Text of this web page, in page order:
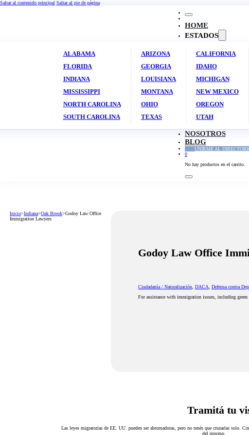
Saltar al contenido principal Saltar al pie de página
HOME
ESTADOS
ALABAMA ARIZONA CALIFORNIA
FLORIDA
GEORGIA IDAHO
INDIANA
LOUISIANA MICHIGAN
MISSISSIPPI
MONTANA NEW MEXICO
NORTH CAROLINA
OHIO OREGON
SOUTH CAROLINA
TEXAS UTAH
NOSOTROS
BLOG
UNIRME AL
0
No hay productos en el carrito.
Inicio>Indiana>Oak Brook>Godoy Law Office
Immigration Lawyers
Godoy Law Office
Ciudadanía / Naturalización, DACA, Defensa contra
For assistance with immigration issues, including
Tramitá tu
Las leyes migratorias de EE. UU. pueden ser abrumadoras, pero no tenés que cruzarlas solo.
del proceso.